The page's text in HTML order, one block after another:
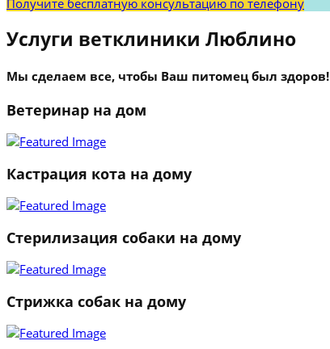
1
3
Получите бесплатную консультацию по телефону
Услуги ветклиники Люблино
Мы сделаем все, чтобы Ваш питомец был здоров!
Ветеринар на дом
Кастрация кота на дому
Стерилизация собаки на дому
Стрижка собак на дому